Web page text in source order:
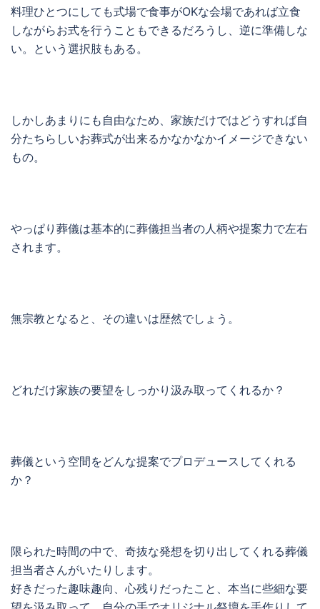
料理ひとつにしても式場で食事がOKな会場であれば立食
しながらお式を行うこともできるだろうし、逆に準備しな
い。という選択肢もある。
しかしあまりにも自由なため、家族だけではどうすれば自
分たちらしいお葬式が出来るかなかなかイメージできない
もの。
やっぱり葬儀は基本的に葬儀担当者の人柄や提案力で左右
されます。
無宗教となると、その違いは歴然でしょう。
どれだけ家族の要望をしっかり汲み取ってくれるか？
葬儀という空間をどんな提案でプロデュースしてくれる
か？
限られた時間の中で、奇抜な発想を切り出してくれる葬儀
担当者さんがいたりします。
好きだった趣味趣向、心残りだったこと、本当に些細な要